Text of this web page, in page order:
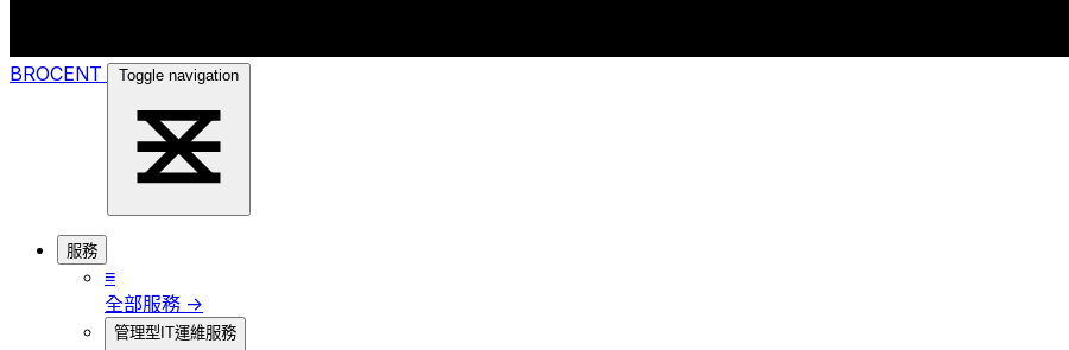
BROCENT Toggle navigation
服務
≡
全部服務 →
管理型IT運維服務